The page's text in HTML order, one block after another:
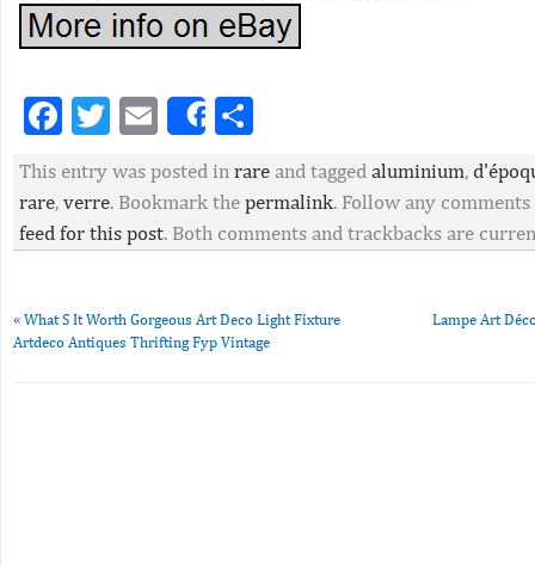
Facebook
Twitter
EmailShare
This entry was posted in rare and tagged aluminium,
rare, verre. Bookmark the permalink. Follow any
feed for this post. Both comments and trackbacks are
« What S It Worth Gorgeous Art Deco Light Fixture
Artdeco Antiques Thrifting Fyp Vintage
Lampe Art